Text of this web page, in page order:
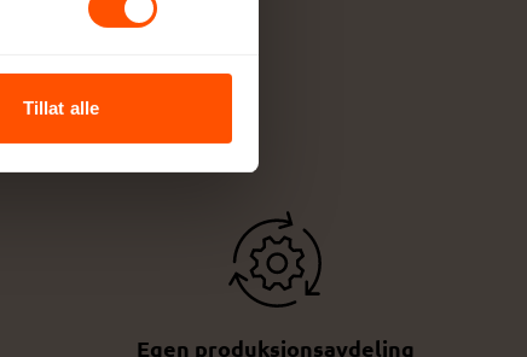
Tillat alle
Egen produksjonsavdeling